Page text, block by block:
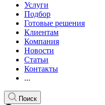
Услуги
Подбор
Готовые решения
Клиентам
Компания
Новости
Статьи
Контакты
...
Поиск